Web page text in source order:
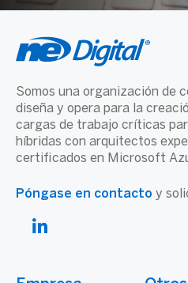
Somos una organización de
diseña y opera para la
cargas de trabajo críticas
híbridas con arquitectos
certificados en Microsoft
Póngase en contacto y